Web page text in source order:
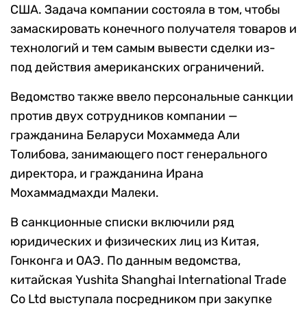
США. Задача компании состояла в том, чтобы
замаскировать конечного получателя товаров и
технологий и тем самым вывести сделки из-
под действия американских ограничений.
Ведомство также ввело персональные санкции
против двух сотрудников компании —
гражданина Беларуси Мохаммеда Али
Толибова, занимающего пост генерального
директора, и гражданина Ирана
Мохаммадмахди Малеки.
В санкционные списки включили ряд
юридических и физических лиц из Китая,
Гонконга и ОАЭ. По данным ведомства,
китайская Yushita Shanghai International Trade
Co Ltd выступала посредником при закупке